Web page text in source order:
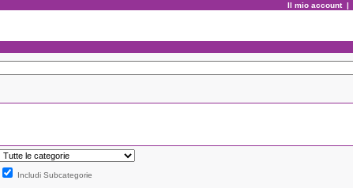
Il mio account|
Includi Subcategorie